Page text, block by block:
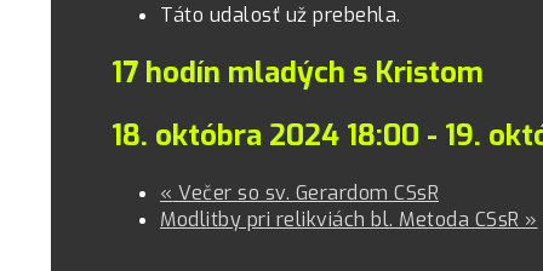
Táto udalosť už prebehla.
17 hodín mladých s Kristom
18. októbra 2024 18:00 - 19.
« Večer so sv. Gerardom CSsR
Modlitby pri relikviách bl. Metoda CSsR »